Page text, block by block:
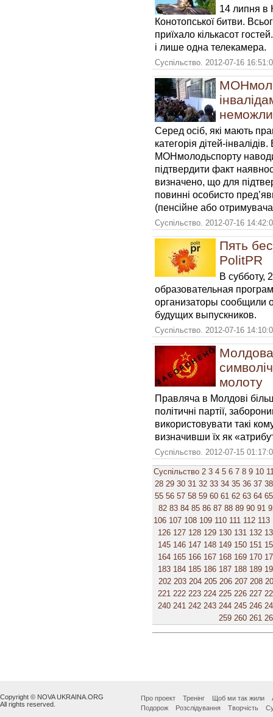
14 липня в
Конотопської битви.
приїхало кількасот
і лише одна телекамера.
Суспільство. 2012-07-16
Серед осіб, які мають
категорія дітей-
МОНмолодьспорту
підтвердити факт
визначено, що для
повинні особисто
(пенсійне або
Суспільство. 2012-07-16
Пять
PolitPR
В субботу,
образовательная
организаторы сообщили
будущих выпускников.
Суспільство. 2012-07-16
молоту
Правляча в Молдові
політичні партії,
використовувати такі
визначивши їх як
Суспільство. 2012-07-15
Суспільство 2 3 4 5 6 7 8 9 10
28 29 30 31 32 33 34 35 36 37 38
55 56 57 58 59 60 61 62 63 64 65
82 83 84 85 86 87 88 89 90 91
106 107 108 109 110 111 112 113
126 127 128 129 130 131 132
145 146 147 148 149 150 151
164 165 166 167 168 169 170
183 184 185 186 187 188 189
202 203 204 205 206 207 208
221 222 223 224 225 226 227
240 241 242 243 244 245 246
259 260 261
Copyright © NOVA UKRAINA.ORG
All rights reserved.
Про проект Тренінг Щоб ми так жили
Подорож
Розслідування Творчість